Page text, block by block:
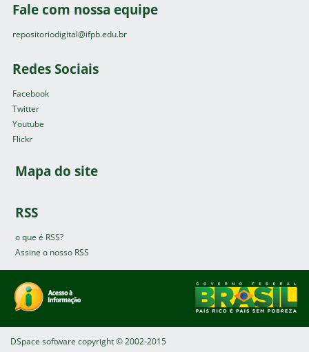
Fale com nossa equipe
repositoriodigital@ifpb.edu.br
Redes Sociais
Facebook
Twitter
Youtube
Flickr
Mapa do site
RSS
o que é RSS?
Assine o nosso RSS
DSpace software copyright © 2002-2015